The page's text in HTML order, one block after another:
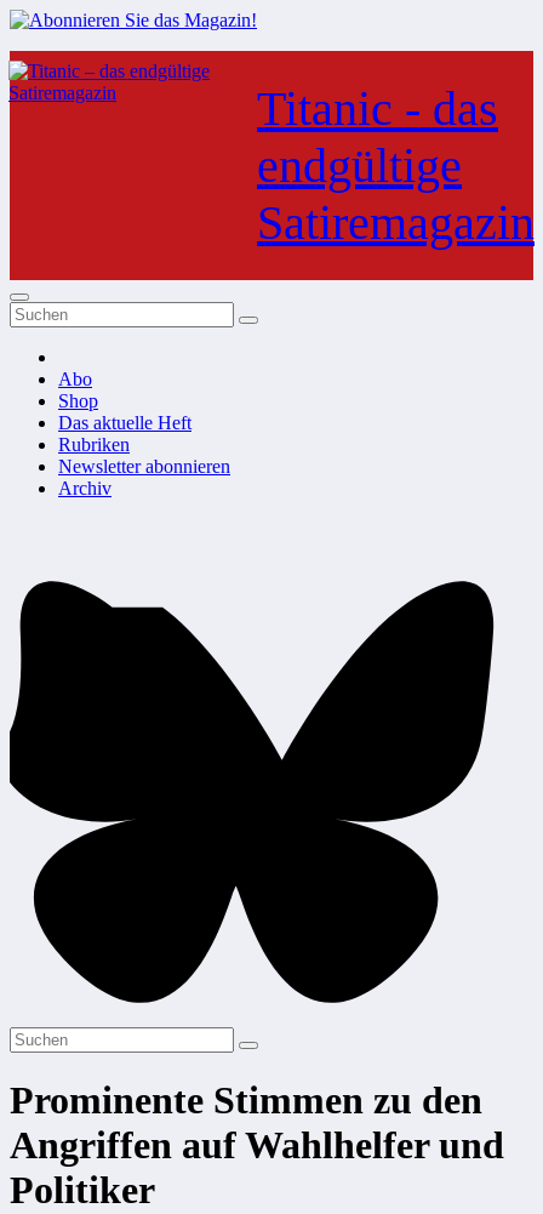
Zum
Inhalt
springen
Titanic - das
endgültige
Satiremagazin
Abo
Shop
Das aktuelle Heft
Rubriken
Newsletter abonnieren
Archiv
Prominente Stimmen zu den
Angriffen auf Wahlhelfer und
Politiker